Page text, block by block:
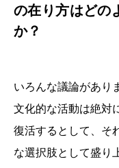
の在り方はどの
か？
いろんな議論があり
文化的な活動は絶対
復活するとして、そ
な選択肢として盛り